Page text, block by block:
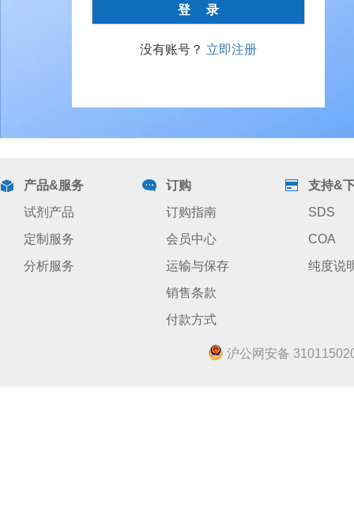
没有账号？ 立即注册
产品&服务
试剂产品
定制服务
分析服务
订购
订购指南
会员中心
运输与保存
销售条款
付款方式
支持&
SDS
COA
纯度说
沪公网安备